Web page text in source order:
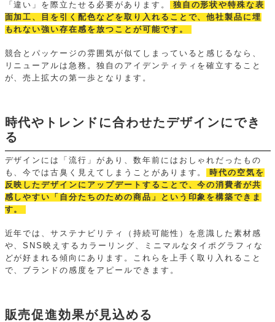
「違い」を際立たせる必要があります。
独自の形状や特殊な表
面加工、目を引く配色などを取り入れることで、他社製品に埋
もれない強い存在感を放つことが可能です。
競合とパッケージの雰囲気が似てしまっていると感じるなら、
リニューアルは急務。独自のアイデンティティを確立すること
が、売上拡大の第一歩となります。
時代やトレンドに合わせたデザインにでき
る
デザインには「流行」があり、数年前にはおしゃれだったもの
も、今では古臭く見えてしまうことがあります。
時代の空気を
反映したデザインにアップデートすることで、今の消費者が共
感しやすい「自分たちのための商品」という印象を構築できま
す。
近年では、サステナビリティ（持続可能性）を意識した素材感
や、SNS映えするカラーリング、ミニマルなタイポグラフィな
どが好まれる傾向にあります。これらを上手く取り入れること
で、ブランドの感度をアピールできます。
販売促進効果が見込める